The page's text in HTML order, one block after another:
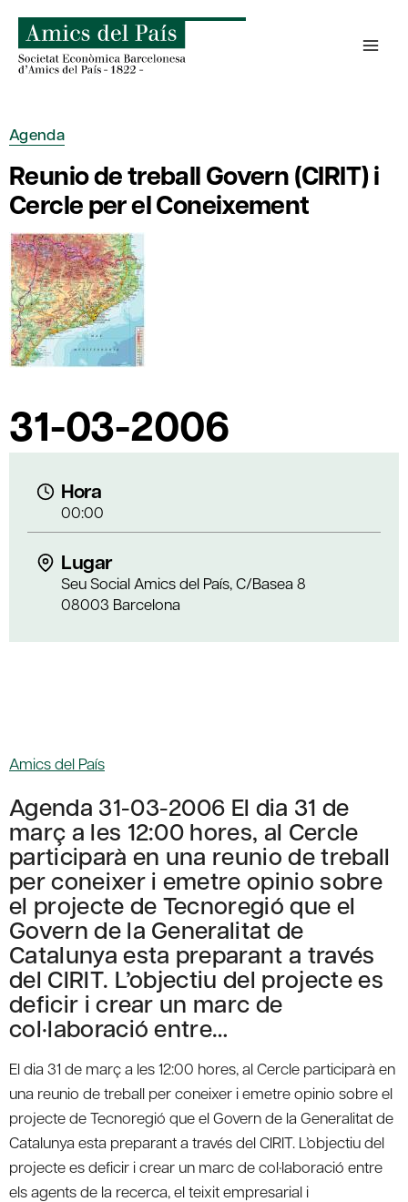
contenido
Agenda
Reunio de treball Govern (CIRIT) i
Cercle per el Coneixement
31-03-2006
Hora
00:00
Lugar
Seu Social Amics del País, C/Basea 8
08003 Barcelona
Amics del País
Agenda 31-03-2006 El dia 31 de
març a les 12:00 hores, al Cercle
participarà en una reunio de treball
per coneixer i emetre opinio sobre
el projecte de Tecnoregió que el
Govern de la Generalitat de
Catalunya esta preparant a través
del CIRIT. L’objectiu del projecte es
deficir i crear un marc de
col·laboració entre…
El dia 31 de març a les 12:00 hores, al Cercle participarà en
una reunio de treball per coneixer i emetre opinio sobre el
projecte de Tecnoregió que el Govern de la Generalitat de
Catalunya esta preparant a través del CIRIT. L’objectiu del
projecte es deficir i crear un marc de col·laboració entre
els agents de la recerca, el teixit empresarial i